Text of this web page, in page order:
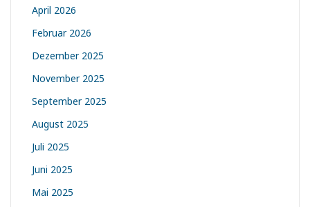
April 2026
Februar 2026
Dezember 2025
November 2025
September 2025
August 2025
Juli 2025
Juni 2025
Mai 2025